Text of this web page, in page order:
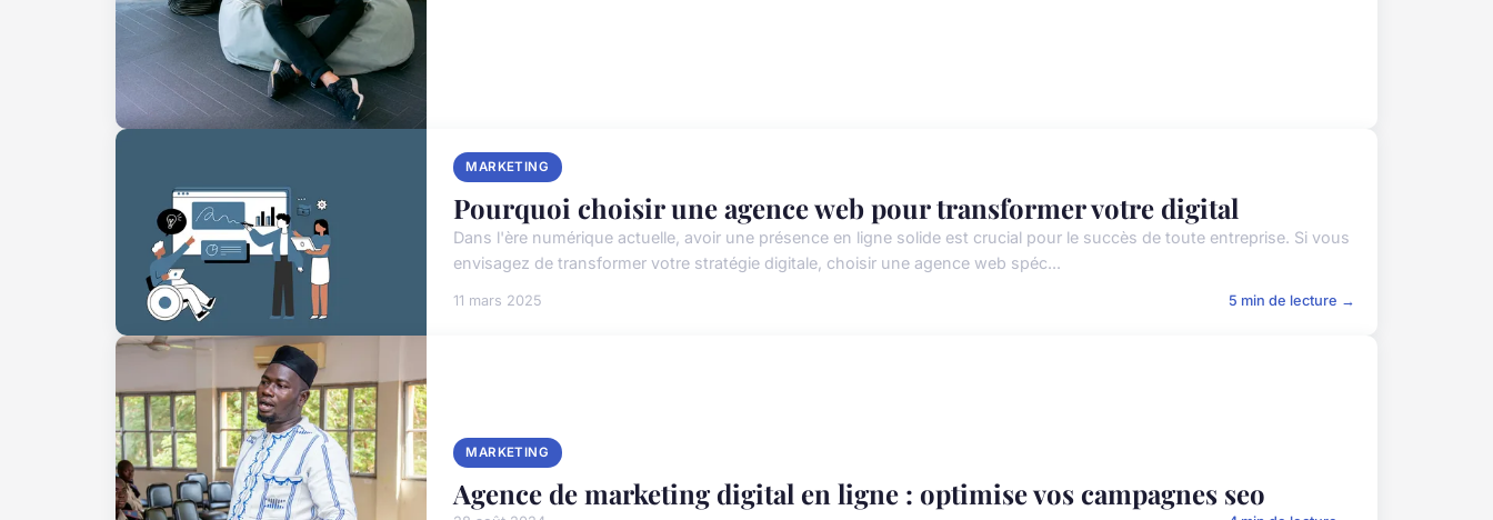
MARKETING
Pourquoi choisir une agence web pour transformer votre digital
Dans l'ère numérique actuelle, avoir une présence en ligne solide est crucial pour le succès de toute entreprise. Si vous
envisagez de transformer votre stratégie digitale, choisir une agence web spéc...
11 mars 2025 5 min de lecture →
MARKETING
Agence de marketing digital en ligne : optimise vos campagnes seo